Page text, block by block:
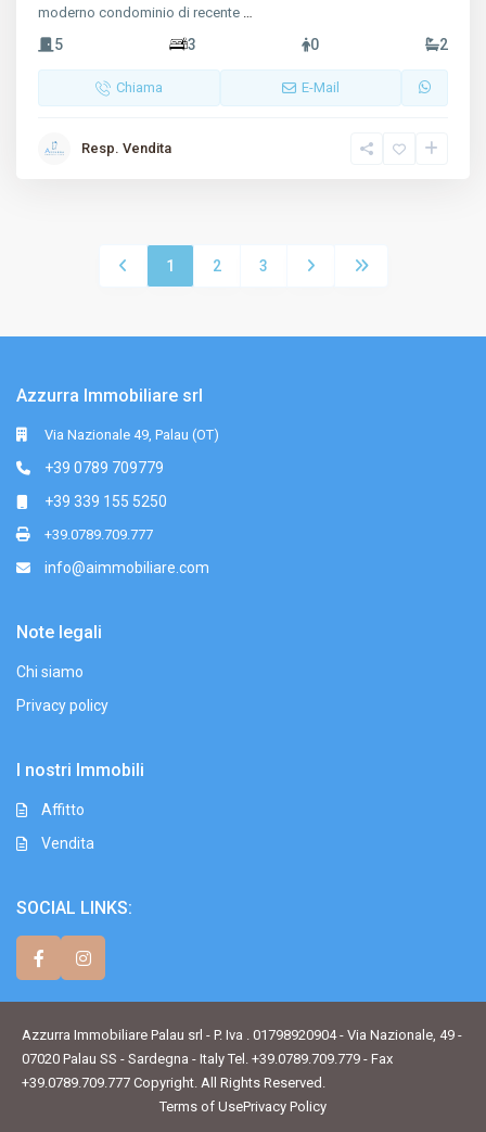
moderno condominio di recente …
5 3 0 2
Chiama E-Mail
Resp. Vendita
1 2 3
Azzurra Immobiliare srl
Via Nazionale 49, Palau (OT)
+39 0789 709779
+39 339 155 5250
+39.0789.709.777
info@aimmobiliare.com
Note legali
Chi siamo
Privacy policy
I nostri Immobili
Affitto
Vendita
SOCIAL LINKS:
Azzurra Immobiliare Palau srl - P. Iva . 01798920904 - Via Nazionale, 49 -
07020 Palau SS - Sardegna - Italy Tel. +39.0789.709.779 - Fax
+39.0789.709.777 Copyright. All Rights Reserved.
Terms of UsePrivacy Policy